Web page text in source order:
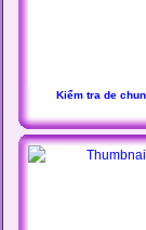
Kiểm tra de